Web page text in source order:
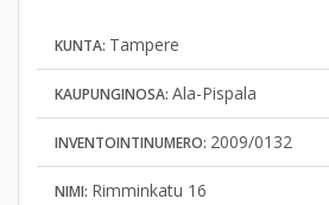
KUNTA: Tampere
KAUPUNGINOSA: Ala-Pispala
INVENTOINTINUMERO: 2009/0132
NIMI: Rimminkatu 16